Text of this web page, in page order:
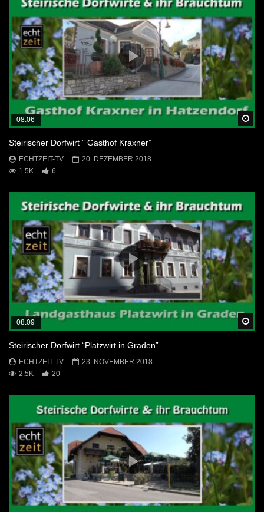
08:06
Steirischer Dorfwirt ” Gasthof Kraxner”
ECHTZEIT-TV
20. DEZEMBER 2018
1.5K
6
08:09
Steirischer Dorfwirt “Platzwirt in Graden”
ECHTZEIT-TV
23. NOVEMBER 2018
2.5K
20